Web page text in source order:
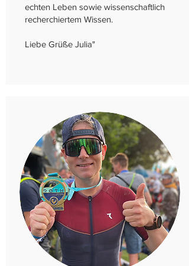
echten Leben sowie wissenschaftlich
recherchiertem Wissen.
Liebe Grüße Julia"